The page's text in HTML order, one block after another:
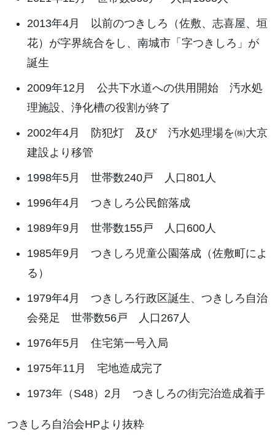
2013年4月 以前のつきしろ（佐敷、志喜屋、垣
花）が字界統合をし、南城市「字つきしろ」が
誕生
2009年12月 公共下水道への供用開始 汚水処
理施設、浄化槽の役割が終了
2002年4月 防犯灯 及び 汚水処理場を㈱大京
建設より移管
1998年5月 世帯数240戸 人口801人
1996年4月 つきしろ公民館落成
1989年9月 世帯数155戸 人口600人
1985年9月 つきしろ児童公園落成（佐敷町によ
る）
1979年4月 つきしろ行政区誕生、つきしろ自治
会発足 世帯数56戸 人口267人
1976年5月 住宅第一号入局
1975年11月 宅地造成完了
1973年（S48）2月 つきしろの街完治造成着手
つきしろ自治会HPより抜粋